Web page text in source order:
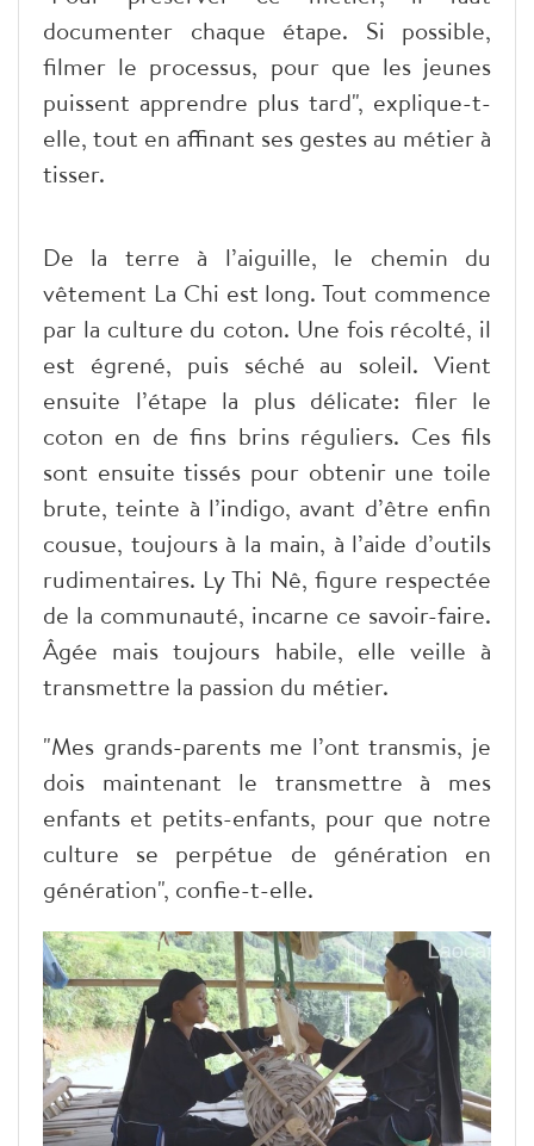
documenter chaque étape. Si possible,
filmer le processus, pour que les jeunes
puissent apprendre plus tard", explique-t-
elle, tout en affinant ses gestes au métier à
tisser.
De la terre à l’aiguille, le chemin du
vêtement La Chi est long. Tout commence
par la culture du coton. Une fois récolté, il
est égrené, puis séché au soleil. Vient
ensuite l’étape la plus délicate: filer le
coton en de fins brins réguliers. Ces fils
sont ensuite tissés pour obtenir une toile
brute, teinte à l’indigo, avant d’être enfin
cousue, toujours à la main, à l’aide d’outils
rudimentaires. Ly Thi Nê, figure respectée
de la communauté, incarne ce savoir-faire.
Âgée mais toujours habile, elle veille à
transmettre la passion du métier.
"Mes grands-parents me l’ont transmis, je
dois maintenant le transmettre à mes
enfants et petits-enfants, pour que notre
culture se perpétue de génération en
génération", confie-t-elle.